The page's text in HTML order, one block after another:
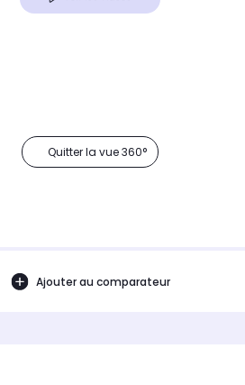
Quitter la vue 360°
Ajouter au comparateur